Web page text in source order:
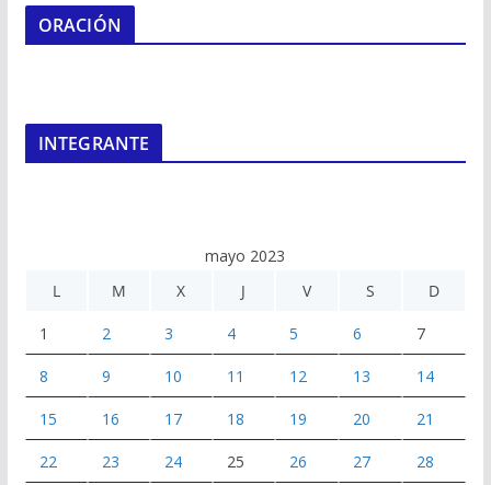
ORACIÓN
INTEGRANTE
mayo 2023
L
M X J V S D
1 2 3 4 5 6 7
8 9 10 11 12 13 14
15 16 17 18 19 20 21
22 23 24 25 26 27 28